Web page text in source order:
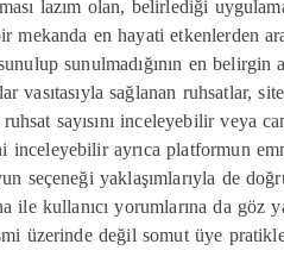
en hayati etkenlerden
sunulmadığının en
sağlanan ruhsatlar,
sayısını inceleyebilir veya
ayrıca platformun
seçeneği yaklaşımlarıyla de
ile kullanıcı yorumlarına da
üzerinde değil somut üye